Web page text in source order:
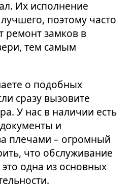
Их исполнение
поэтому часто
ремонт замков в
тем самым
о подобных
сразу вызовите
У нас в наличии есть
и
плечами – огромный
что обслуживание
одна из основных